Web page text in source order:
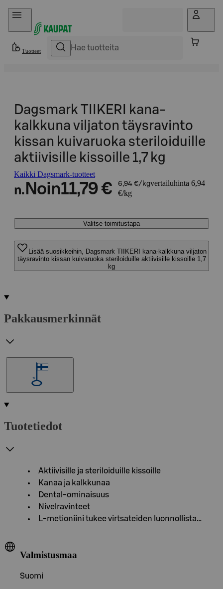
Hyppää sisältöön
Tuotteet
Dagsmark TIIKERI kana-
kalkkuna viljaton täysravinto
kissan kuivaruoka steriloiduille
aktiivisille kissoille 1,7 kg
Kaikki Dagsmark-tuotteet
n. Noin11,79 € 6,94 €/kgvertailuhinta 6,94
€/kg
Valitse toimitustapa
Lisää suosikkeihin, Dagsmark TIIKERI kana-kalkkuna viljaton
täysravinto kissan kuivaruoka steriloiduille aktiivisille kissoille 1,7
kg
Pakkausmerkinnät
Tuotetiedot
Aktiivisille ja steriloiduille kissoille
Kanaa ja kalkkunaa
Dental-ominaisuus
Nivelravinteet
L-metioniini tukee virtsateiden luonnollista…
Valmistusmaa
Suomi